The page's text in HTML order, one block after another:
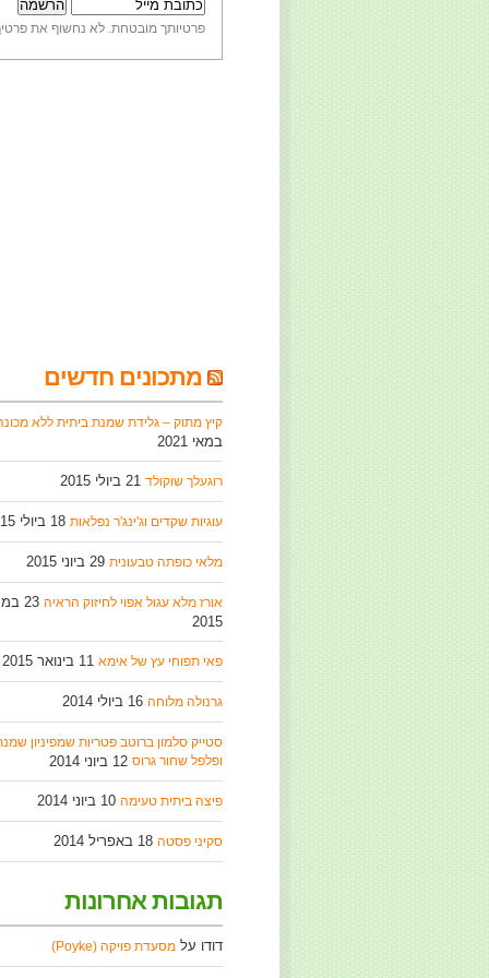
פרטיותך מובטחת. לא נחשוף את
מתכונים חדשים
קיץ מתוק – גלידת שמנת ביתית ללא
במאי 2021
רוגעלך שוקולד 21 ביולי 2015
עוגיות שקדים וג'ינג'ר נפלאות 18 ביולי 2015
מלאי כופתה טבעונית 29 ביוני 2015
אורז מלא עגול אפוי לחיזוק הראיה
23
2015
פאי תפוחי עץ של אימא 11 בינואר 2015
גרנולה מלוחה 16 ביולי 2014
סטייק סלמון ברוטב פטריות שמפיניון
ופלפל שחור גרוס 12 ביוני 2014
פיצה ביתית טעימה 10 ביוני 2014
סקיני פסטה 18 באפריל 2014
תגובות אחרונות
דודו על מסעדת פויקה (Poyke)